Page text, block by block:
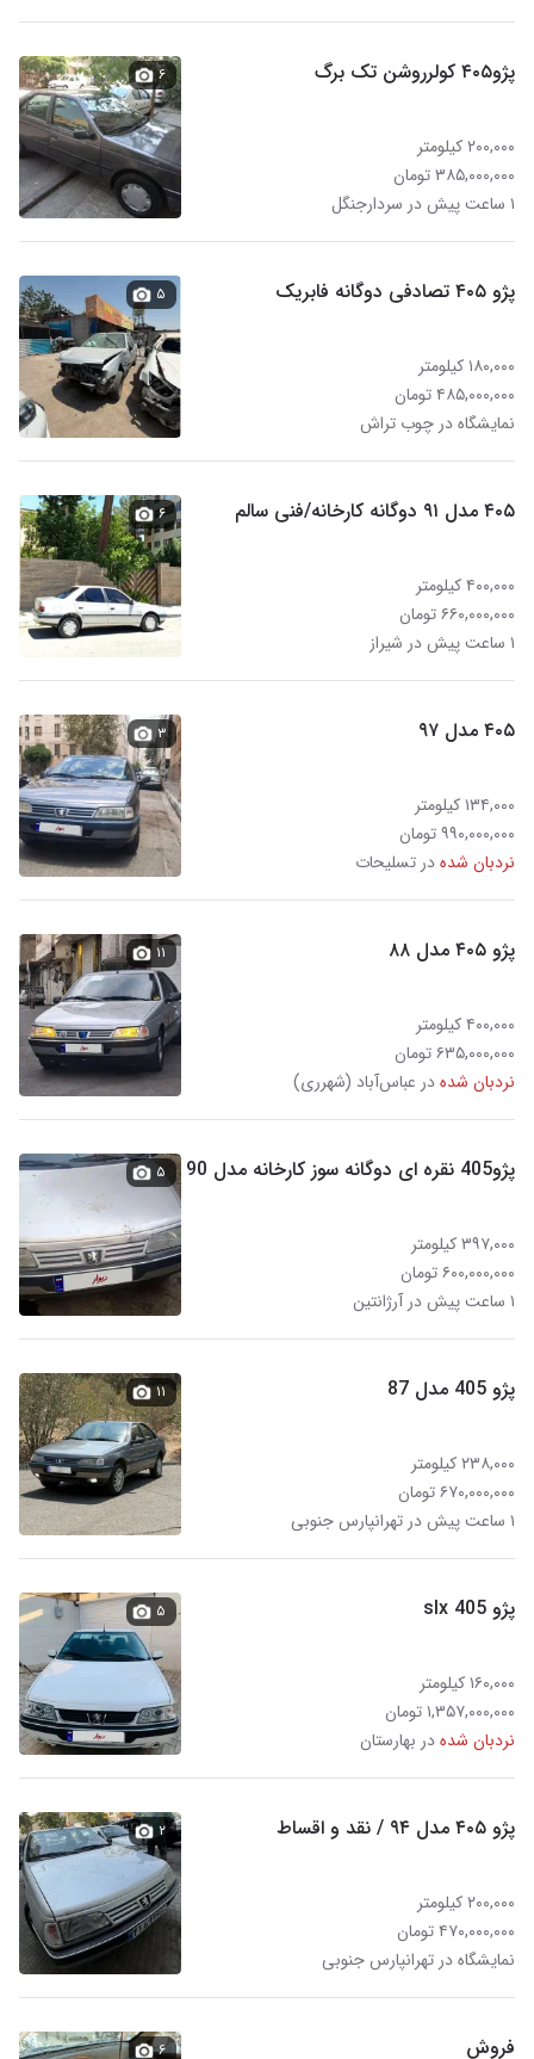
پژو۴۰۵ کولرروشن تک برگ
۲۰۰,۰۰۰ کیلومتر
۳۸۵,۰۰۰,۰۰۰ تومان
۱ ساعت پیش در سردارجنگل
۶
پژو ۴۰۵ تصادفی دوگانه فابریک
۱۸۰,۰۰۰ کیلومتر
۴۸۵,۰۰۰,۰۰۰ تومان
نمایشگاه در چوب تراش
۵
۴۰۵ مدل ۹۱ دوگانه کارخانه/فنی سالم
۴۰۰,۰۰۰ کیلومتر
۶۶۰,۰۰۰,۰۰۰ تومان
۱ ساعت پیش در شیراز
۶
۴۰۵ مدل ۹۷
۱۳۴,۰۰۰ کیلومتر
۹۹۰,۰۰۰,۰۰۰ تومان
نردبان شدهدر تسلیحات
۳
پژو ۴۰۵ مدل ۸۸
۴۰۰,۰۰۰ کیلومتر
۶۳۵,۰۰۰,۰۰۰ تومان
نردبان شدهدر عباس‌آباد (شهرری)
۱۱
پژو405 نقره ای دوگانه سوز کارخانه مدل 90
۳۹۷,۰۰۰ کیلومتر
۶۰۰,۰۰۰,۰۰۰ تومان
۱ ساعت پیش در آرژانتین
۵
پژو 405 مدل 87
۲۳۸,۰۰۰ کیلومتر
۶۷۰,۰۰۰,۰۰۰ تومان
۱ ساعت پیش در تهرانپارس جنوبی
۱۱
پژو 405 slx
۱۶۰,۰۰۰ کیلومتر
۱,۳۵۷,۰۰۰,۰۰۰ تومان
نردبان شدهدر بهارستان
۵
پژو ۴۰۵ مدل ۹۴ / نقد و اقساط
۲۰۰,۰۰۰ کیلومتر
۴۷۰,۰۰۰,۰۰۰ تومان
نمایشگاه در تهرانپارس جنوبی
۲
فروش ۶